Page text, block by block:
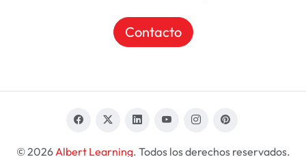
Contacto
© 2026 Albert Learning. Todos los derechos reservados.